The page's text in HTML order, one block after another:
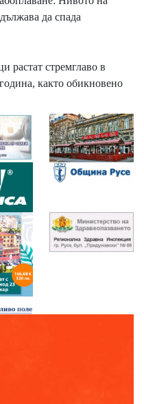
да спада
растат стремглаво в
както обикновено